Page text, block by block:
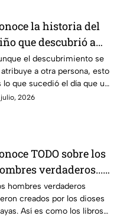
la historia del
que descubrió a
el descubrimiento se
atribuye a otra persona, esto
lo que sucedió el día que un
se encontró con los
julio, 2026
TODO sobre los
verdaderos...
por los dioses
hombres verdaderos
creados por los dioses
Así es como los libros